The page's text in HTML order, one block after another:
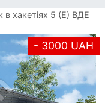
в хакетіях 5 (Е) ВДЕ
- 3000 UAH